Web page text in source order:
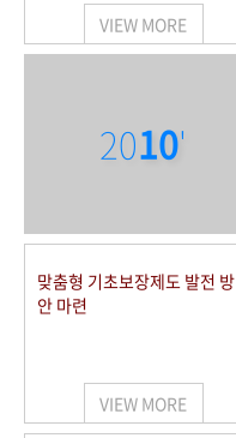
VIEW MORE
2010'
맞춤형 기초보장제도 발전 방
안 마련
VIEW MORE